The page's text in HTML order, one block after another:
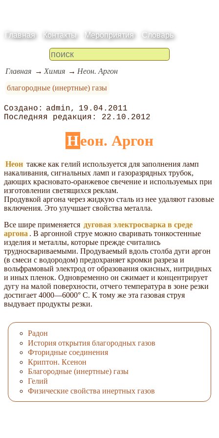
Главная Контакты Мероприятия Словарь
Главная Химия
Неон. Аргон
благородные (инертные) газы
admin
19.04.2011
22.10.2012
Неон. Аргон
Неон также как гелий используется для заполнения ламп
накаливания, сигнальных ламп и газоразрядных трубок,
дающих красновато-оранжевое свечение и используемых при
изготовлении светящихся реклам.
Продувкой аргона через жидкую сталь из нее удаляют газовые
включения. Это улучшает свойства металла.
Все шире применяется дуговая электросварка в среде
аргона . В аргонной струе можно сваривать тонкостенные
изделия и металлы, которые прежде считались
трудносвариваемыми. Продуваемый вдоль столба дуги аргон
(в смеси с водородом) предохраняет кромки разреза и
вольфрамовый электрод от образования окисных, нитридных
и иных пленок. Одновременно он сжимает и концентрирует
дугу на малой поверхности, отчего температура в зоне резки
достигает 4000—6000° С. К тому же эта газовая струя
выдувает продукты резки.
Радон
История открытия благородных газов
Фторидные соединения
Криптон. Ксенон
Благородные (инертные) газы
Гелий
Физические свойства инертных газов